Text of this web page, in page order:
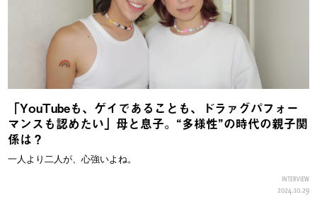
「YouTubeも、ゲイであることも、ドラァグパフォー
マンスも認めたい」母と息子。“多様性”の時代の親子関
係は？
一人より二人が、心強いよね。
INTERVIEW
2024.10.29